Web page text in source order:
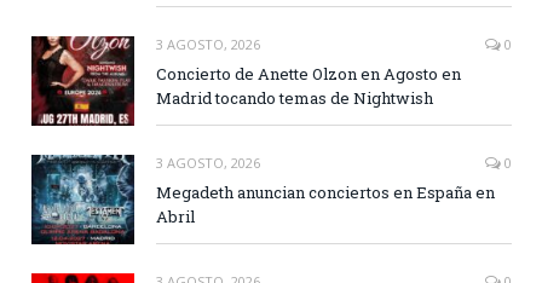
3 AGOSTO, 2026 0
Concierto de Anette Olzon en Agosto en
Madrid tocando temas de Nightwish
3 AGOSTO, 2026 0
Megadeth anuncian conciertos en España en
Abril